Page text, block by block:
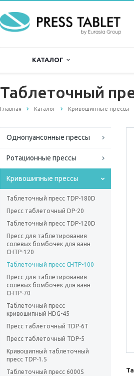
КАТАЛОГ
Таблеточный
Главная Каталог Кривошипные прессы
Однопуансонные прессы
Ротационные прессы
Кривошипные прессы
Таблеточный пресс TDP-180D
Пресс таблеточный DP-20
Таблеточный пресс TDP-120D
Пресс для таблетирования
солевых бомбочек для ванн
CHTP-120
Таблеточный пресс CHTP-100
Пресс для таблетирования
солевых бомбочек для ванн
CHTP-70
Таблеточный пресс
кривошипный HDG-45
Пресс таблеточный TDP-6Т
Пресс таблеточный TDP-5
Кривошипный таблеточный
пресс TDP-1.5
Таблеточный пресс 6000S